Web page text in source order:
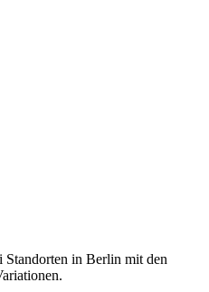
Standorten in Berlin mit den